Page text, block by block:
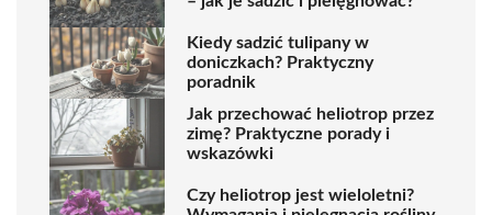
Kiedy sadzić tulipany w
doniczkach? Praktyczny
poradnik
Jak przechować heliotrop przez
zimę? Praktyczne porady i
wskazówki
Czy heliotrop jest wieloletni?